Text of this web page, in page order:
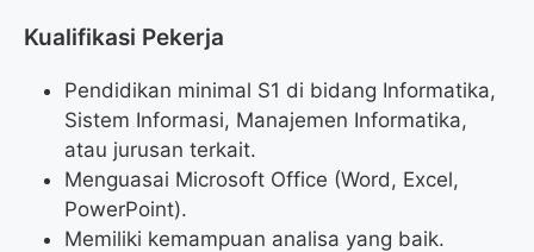
Kualifikasi Pekerja
Pendidikan minimal S1 di bidang Informatika,
Sistem Informasi, Manajemen Informatika,
atau jurusan terkait.
Menguasai Microsoft Office (Word, Excel,
PowerPoint).
Memiliki kemampuan analisa yang baik.